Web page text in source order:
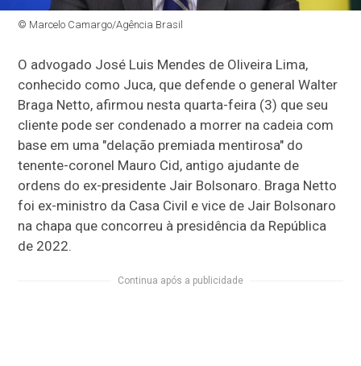
© Marcelo Camargo/Agência Brasil
O advogado José Luis Mendes de Oliveira Lima,
conhecido como Juca, que defende o general Walter
Braga Netto, afirmou nesta quarta-feira (3) que seu
cliente pode ser condenado a morrer na cadeia com
base em uma "delação premiada mentirosa" do
tenente-coronel Mauro Cid, antigo ajudante de
ordens do ex-presidente Jair Bolsonaro. Braga Netto
foi ex-ministro da Casa Civil e vice de Jair Bolsonaro
na chapa que concorreu à presidência da República
de 2022.
Continua após a publicidade